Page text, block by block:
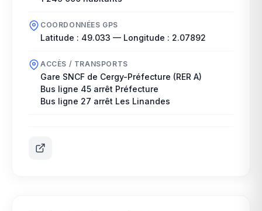
COORDONNÉES GPS
Latitude : 49.033 — Longitude : 2.07892
ACCÈS / TRANSPORTS
Gare SNCF de Cergy-Préfecture (RER A)
Bus ligne 45 arrêt Préfecture
Bus ligne 27 arrêt Les Linandes